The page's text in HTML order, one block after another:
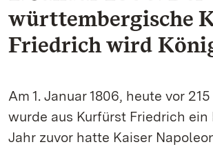
württembergische
Friedrich wird
Am 1. Januar 1806, heute vor
wurde aus Kurfürst Friedrich ein
Jahr zuvor hatte Kaiser